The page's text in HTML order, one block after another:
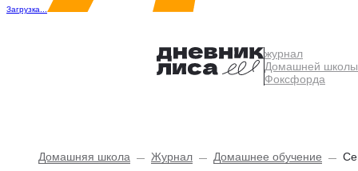
Загрузка...
журнал
Домашней школы
Фоксфорда
Домашняя школа Журнал Домашнее обучение